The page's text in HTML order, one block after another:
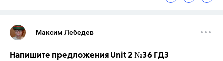
Максим Лебедев
Напишите предложения Unit 2 №36 ГДЗ